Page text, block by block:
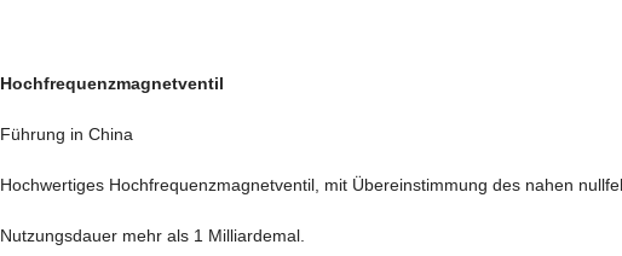
Hochfrequenzmagnetventil
Führung in China
Hochwertiges Hochfrequenzmagnetventil, mit Übereinstimmung des nahen
Nutzungsdauer mehr als 1 Milliardemal.